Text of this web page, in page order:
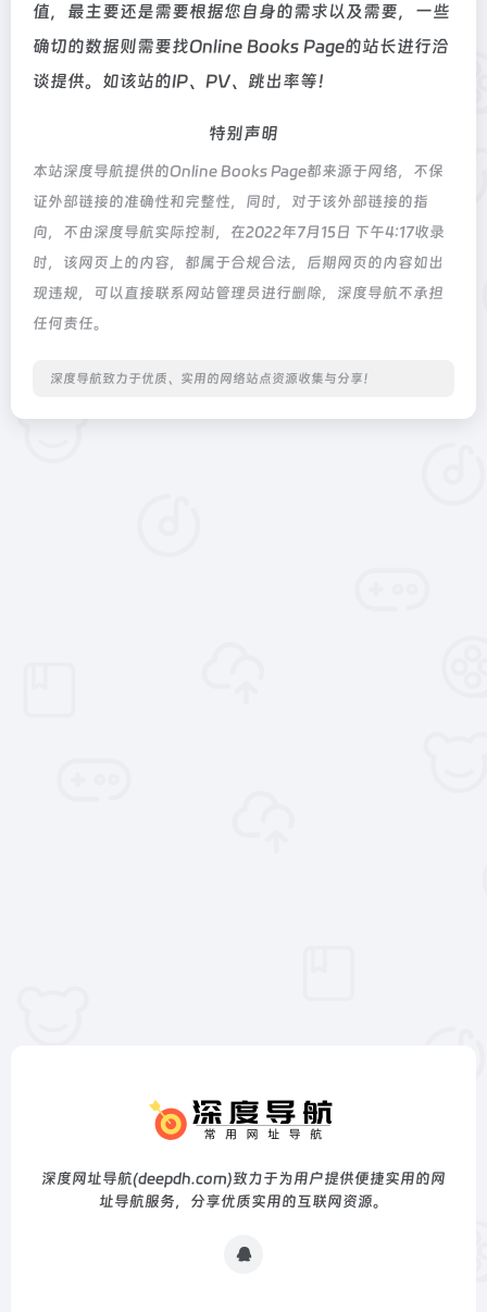
值，最主要还是需要根据您自身的需求以及需要，一些
确切的数据则需要找Online Books Page的站长进行洽
谈提供。如该站的IP、PV、跳出率等！
特别声明
本站深度导航提供的Online Books Page都来源于网络，不保
证外部链接的准确性和完整性，同时，对于该外部链接的指
向，不由深度导航实际控制，在2022年7月15日 下午4:17收录
时，该网页上的内容，都属于合规合法，后期网页的内容如出
现违规，可以直接联系网站管理员进行删除，深度导航不承担
任何责任。
深度导航致力于优质、实用的网络站点资源收集与分享！
深度网址导航(deepdh.com)致力于为用户提供便捷实用的网
址导航服务，分享优质实用的互联网资源。